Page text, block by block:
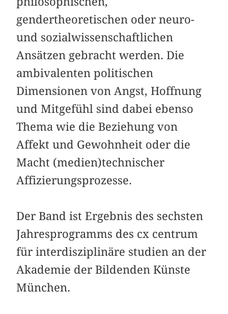
gendertheoretischen oder neuro-
und sozialwissenschaftlichen
Ansätzen gebracht werden. Die
ambivalenten politischen
Dimensionen von Angst, Hoffnung
und Mitgefühl sind dabei ebenso
Thema wie die Beziehung von
Affekt und Gewohnheit oder die
Macht (medien)technischer
Affizierungsprozesse.
Der Band ist Ergebnis des sechsten
Jahresprogramms des cx centrum
für interdisziplinäre studien an der
Akademie der Bildenden Künste
München.